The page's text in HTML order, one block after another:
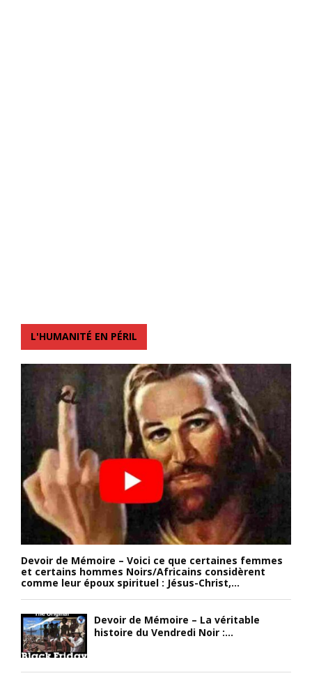
L'HUMANITÉ EN PÉRIL
Devoir de Mémoire – Voici ce que certaines femmes
et certains hommes Noirs/Africains considèrent
comme leur époux spirituel : Jésus-Christ,...
Devoir de Mémoire – La véritable
histoire du Vendredi Noir :...